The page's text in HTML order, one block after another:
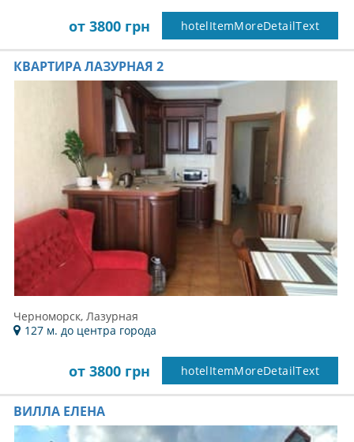
от 3800 грн hotelItemMoreDetailText
КВАРТИРА ЛАЗУРНАЯ 2
Черноморск, Лазурная
127 м. до центра города
от 3800 грн hotelItemMoreDetailText
ВИЛЛА ЕЛЕНА